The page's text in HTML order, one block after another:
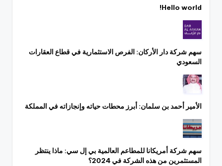
Hello world!
سهم شركة دار الأركان: الفرص الاستثمارية في قطاع العقارات
السعودي
الأمير أحمد بن سلمان: أبرز محطات حياته وإنجازاته في المملكة
سهم شركة أمريكانا للمطاعم العالمية بي إل سي: ماذا ينتظر
المستثمرين من هذه الشركة في 2024؟